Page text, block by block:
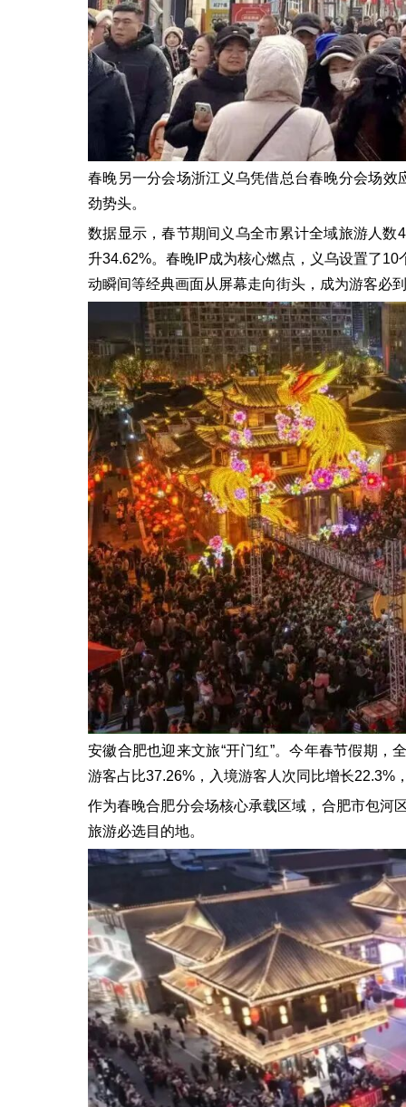
春晚另一分会场浙江义乌凭借总台春晚分会场
劲势头。
数据显示，春节期间义乌全市累计全域旅游人
升34.62%。春晚IP成为核心燃点，义乌设置了
动瞬间等经典画面从屏幕走向街头，成为游客必
安徽合肥也迎来文旅“开门红”。今年春节假期，
游客占比37.26%，入境游客人次同比增长22.3%
作为春晚合肥分会场核心承载区域，合肥市包河
旅游必选目的地。